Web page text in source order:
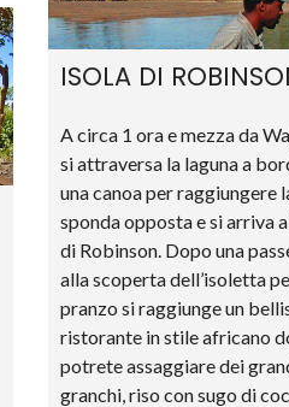
ISOLA DI
A circa 1 ora e mezza da
si attraversa la laguna a
una canoa per raggiungere
sponda opposta e si arriva
di Robinson. Dopo una
alla scoperta dell’isoletta
pranzo si raggiunge un
ristorante in stile africano
potrete assaggiare dei
granchi, riso con sugo di